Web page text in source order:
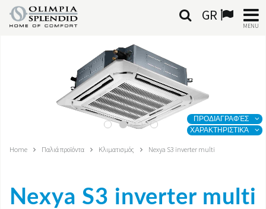
GR
MENU
ΟΛΟΚΛΗΡΩΜΈΝΑ ΣΥΣΤΉΜΑΤΑ
ΠΡΟΔΙΑΓΡΑΦΈΣ
ΧΑΡΑΚΤΗΡΙΣΤΙΚΆ
Home Παλιά προϊόντα Κλιματισμός Nexya S3 inverter multi
Nexya S3 inverter multi